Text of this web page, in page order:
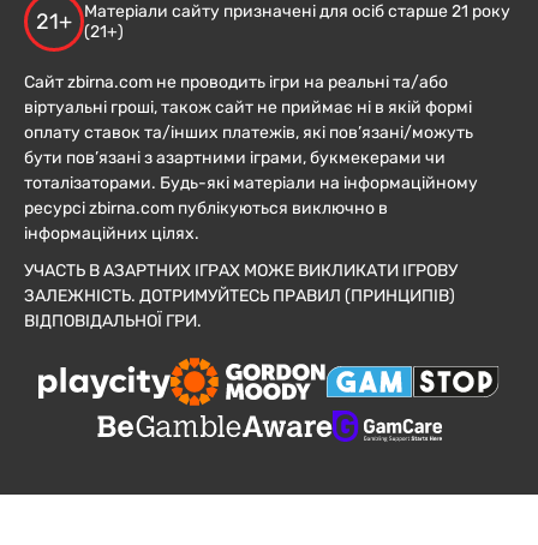
21+
Матеріали сайту призначені для осіб старше 21 року
(21+)
Сайт zbirna.com не проводить ігри на реальні та/або
віртуальні гроші, також сайт не приймає ні в якій формі
оплату ставок та/інших платежів, які пов’язані/можуть
бути пов’язані з азартними іграми, букмекерами чи
тоталізаторами. Будь-які матеріали на інформаційному
ресурсі zbirna.com публікуються виключно в
інформаційних цілях.
УЧАСТЬ В АЗАРТНИХ ІГРАХ МОЖЕ ВИКЛИКАТИ ІГРОВУ
ЗАЛЕЖНІСТЬ. ДОТРИМУЙТЕСЬ ПРАВИЛ (ПРИНЦИПІВ)
ВІДПОВІДАЛЬНОЇ ГРИ.